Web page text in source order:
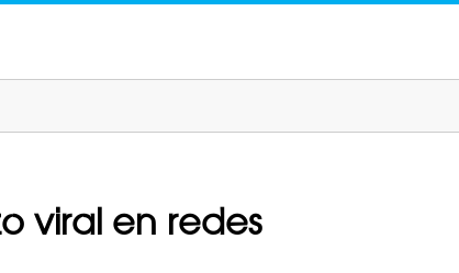
viral en redes